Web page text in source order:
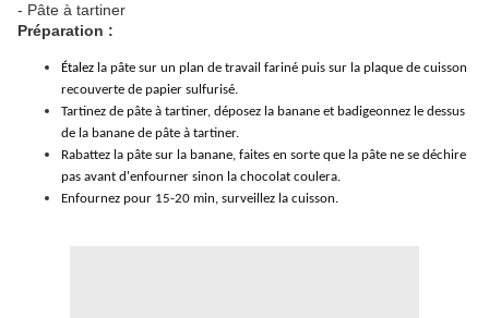
- Pâte à tartiner
Préparation :
Étalez la pâte sur un plan de travail fariné puis sur la plaque de cuisson
recouverte de papier sulfurisé.
Tartinez de pâte à tartiner, déposez la banane et badigeonnez le dessus
de la banane de pâte à tartiner.
Rabattez la pâte sur la banane, faites en sorte que la pâte ne se déchire
pas avant d'enfourner sinon la chocolat coulera.
Enfournez pour 15-20 min, surveillez la cuisson.